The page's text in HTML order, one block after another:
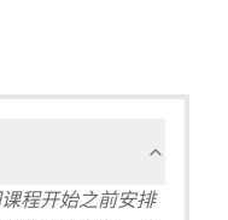
程开始之前安排